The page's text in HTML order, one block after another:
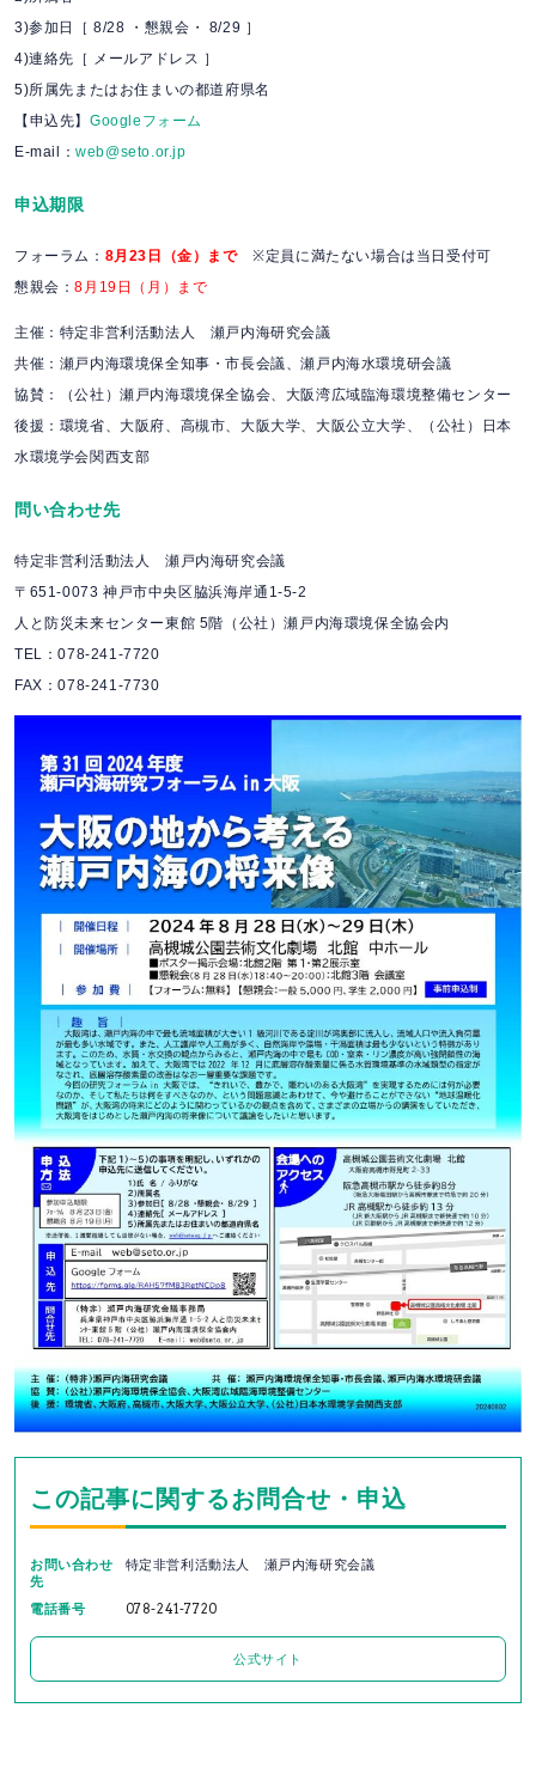
3)参加日［ 8/28 ・懇親会・ 8/29 ］
4)連絡先［ メールアドレス ］
5)所属先またはお住まいの都道府県名
【申込先】 Googleフォーム
E-mail：web@seto.or.jp
申込期限
フォーラム： 8月23日（金）まで※定員に満たない場合は当日受付可
懇親会：8月19日（月）まで
主催：特定非営利活動法人 瀬戸内海研究会議
共催：瀬戸内海環境保全知事・市長会議、瀬戸内海水環境研会議
協賛：（公社）瀬戸内海環境保全協会、大阪湾広域臨海環境整備センター
後援：環境省、大阪府、高槻市、大阪大学、大阪公立大学、（公社）日本
水環境学会関西支部
問い合わせ先
特定非営利活動法人 瀬戸内海研究会議
〒651-0073 神戸市中央区脇浜海岸通1-5-2
人と防災未来センター東館 5階（公社）瀬戸内海環境保全協会内
TEL：078-241-7720
FAX：078-241-7730
この記事に関するお問合せ・申込
お問い合わせ
先
特定非営利活動法人 瀬戸内海研究会議
電話番号 078-241-7720
公式サイト